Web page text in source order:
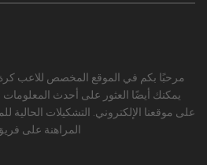
مرحبًا بكم في الموقع المخصص للاعب كرة
يمكنك أيضًا العثور على أحدث
على موقعنا الإلكتروني. التشكيلات الحالية
المراهنة على